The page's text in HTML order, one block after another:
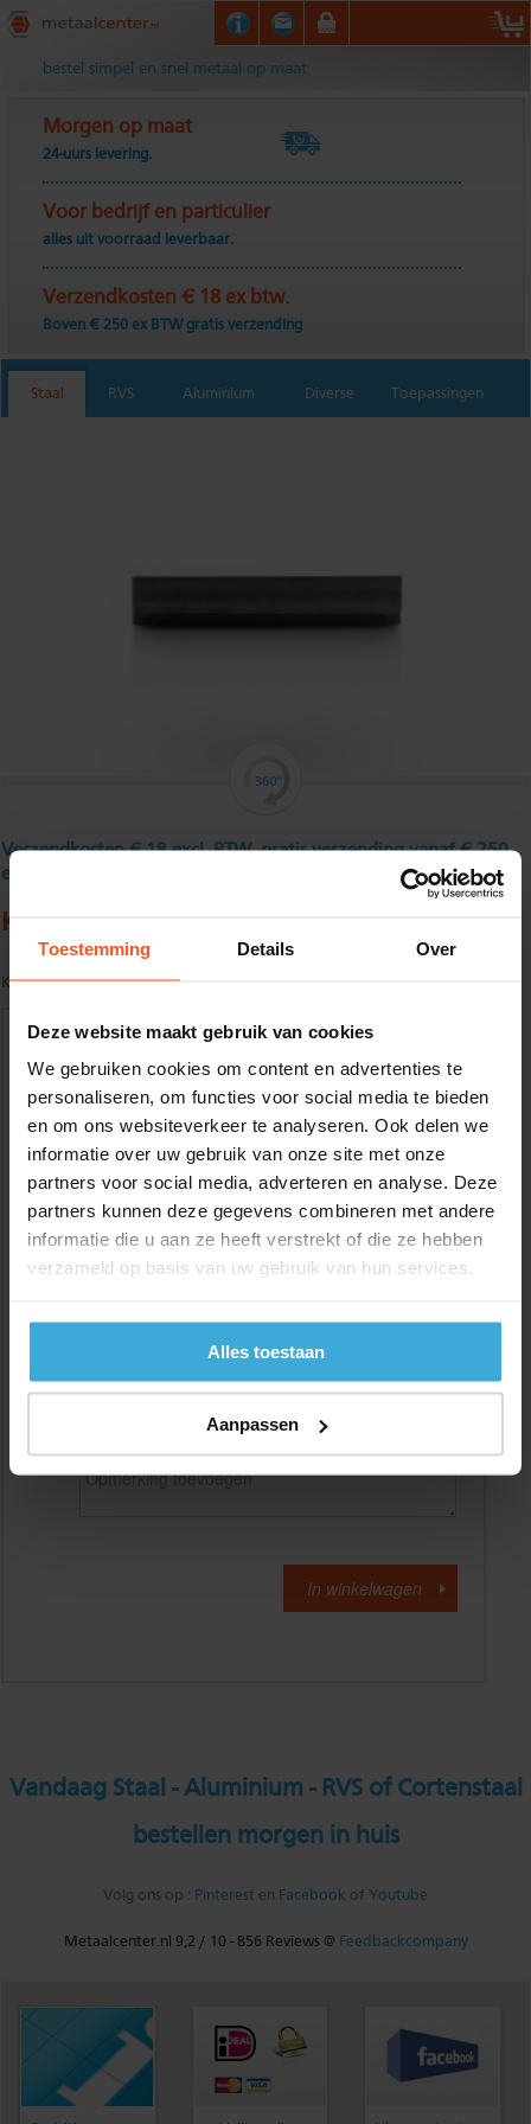
Toestemming Details Over
Deze website maakt gebruik van cookies
We gebruiken cookies om content en advertenties te
personaliseren, om functies voor social media te bieden
en om ons websiteverkeer te analyseren. Ook delen we
informatie over uw gebruik van onze site met onze
partners voor social media, adverteren en analyse. Deze
partners kunnen deze gegevens combineren met andere
informatie die u aan ze heeft verstrekt of die ze hebben
verzameld op basis van uw gebruik van hun services.
Alles toestaan
Aanpassen
Metaalcenter.nl
bestel simpel en snel metaal op maat
Morgen op maat
24-uurs levering.
Voor bedrijf en particulier
alles uit voorraad leverbaar.
Verzendkosten € 18 ex btw.
Boven € 250 ex BTW gratis verzending
Staal RVS Aluminium Diverse Toepassingen
Verzendkosten € 18 excl. BTW, gratis verzending vanaf € 250
excl. BTW
Koudgewalst hoekprofiel 60 x 40 x 3 mm
Kwaliteit: S235JR volgens EN10025
Gewenste
lengtemaat in
(max. 2000 mm)
+/- 2 mm lengtetolerantie
Materiaalkosten
Alle bedragen zijn excl. 21% BTW
Vandaag Staal - Aluminium - RVS of Cortenstaal
bestellen morgen in huis
Volg ons op : Pinterest en Facebook of Youtube
Metaalcenter.nl 9,2 / 10 -856 Reviews @ Feedbackcompany